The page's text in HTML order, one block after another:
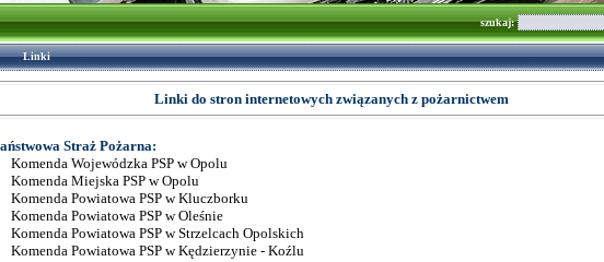
szukaj:
Linki
Linki do stron internetowych związanych z pożarnictwem
Straż Pożarna:
Komenda Wojewódzka PSP w Opolu
Komenda Miejska PSP w Opolu
Komenda Powiatowa PSP w Kluczborku
Komenda Powiatowa PSP w Oleśnie
Komenda Powiatowa PSP w Strzelcach Opolskich
Komenda Powiatowa PSP w Kędzierzynie - Koźlu